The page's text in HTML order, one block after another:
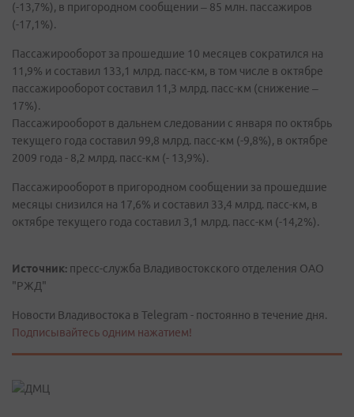
(-13,7%), в пригородном сообщении – 85 млн. пассажиров
(-17,1%).
Пассажирооборот за прошедшие 10 месяцев сократился на
11,9% и составил 133,1 млрд. пасс-км, в том числе в октябре
пассажирооборот составил 11,3 млрд. пасс-км (снижение –
17%).
Пассажирооборот в дальнем следовании с января по октябрь
текущего года составил 99,8 млрд. пасс-км (-9,8%), в октябре
2009 года - 8,2 млрд. пасс-км (- 13,9%).
Пассажирооборот в пригородном сообщении за прошедшие
месяцы снизился на 17,6% и составил 33,4 млрд. пасс-км, в
октябре текущего года составил 3,1 млрд. пасс-км (-14,2%).
Источник: пресс-служба Владивостокского отделения ОАО
"РЖД"
Новости Владивостока в Telegram - постоянно в течение дня.
Подписывайтесь одним нажатием!